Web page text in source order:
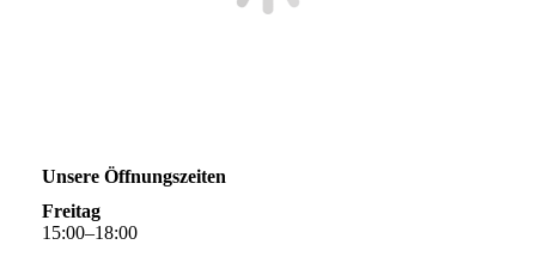
Unsere Öffnungszeiten
Freitag
15:00–18:00